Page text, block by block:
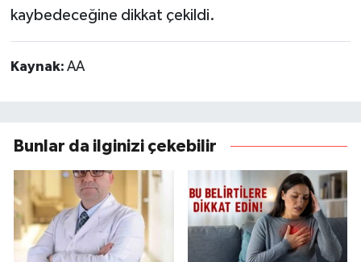
kaybedeceğine dikkat çekildi.
Kaynak: AA
Bunlar da ilginizi çekebilir